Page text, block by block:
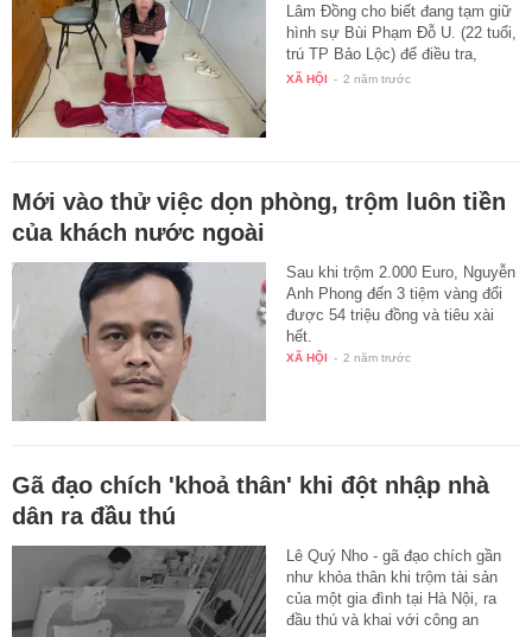
Lâm Đồng cho biết đang tạm giữ
hình sự Bùi Phạm Đỗ U. (22 tuổi,
trú TP Bảo Lộc) để điều tra,
làm…
XÃ HỘI - 2 năm trước
Mới vào thử việc dọn phòng, trộm luôn tiền
của khách nước ngoài
Sau khi trộm 2.000 Euro, Nguyễn
Anh Phong đến 3 tiệm vàng đổi
được 54 triệu đồng và tiêu xài
hết.
XÃ HỘI - 2 năm trước
Gã đạo chích 'khoả thân' khi đột nhập nhà
dân ra đầu thú
Lê Quý Nho - gã đạo chích gần
như khỏa thân khi trộm tài sản
của một gia đình tại Hà Nội, ra
đầu thú và khai với công an